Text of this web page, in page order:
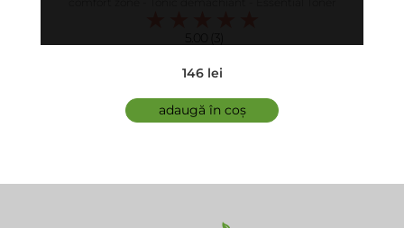
5.00 (3)
146 lei
adaugă în coș